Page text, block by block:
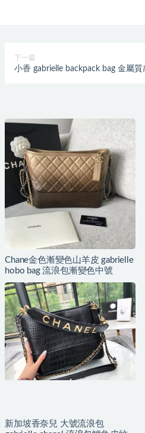
下一篇
小香 gabrielle backpack bag 金屬
Chane金色漸變色山羊皮 gabrielle
hobo bag 流浪包漸變色中號
新加坡香奈兒 大號流浪包